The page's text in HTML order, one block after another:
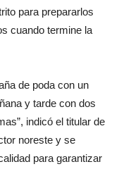
para prepararlos
cuando termine la
de poda con un
y tarde con dos
indicó el titular de
noreste y se
para garantizar